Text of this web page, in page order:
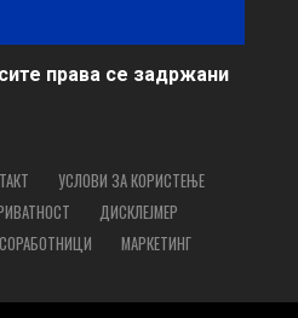
права се задржани
УСЛОВИ ЗА КОРИСТЕЊЕ
ДИСКЛЕЈМЕР
МАРКЕТИНГ